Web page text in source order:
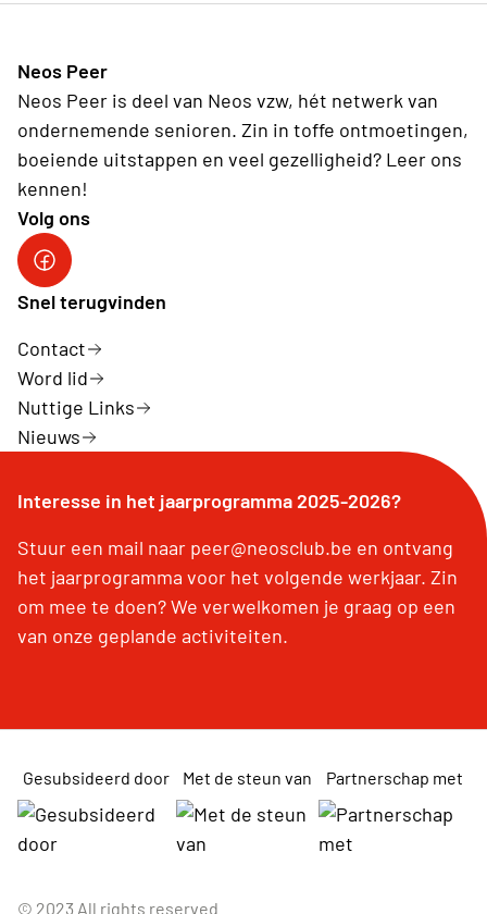
Neos Peer
Neos Peer is deel van Neos vzw, hét netwerk van
ondernemende senioren. Zin in toffe ontmoetingen,
boeiende uitstappen en veel gezelligheid? Leer ons
kennen!
Volg ons
Neos DiNA
Snel terugvinden
Contact
Word lid
Nuttige Links
Nieuws
Interesse in het jaarprogramma 2025-2026?
Stuur een mail naar peer@neosclub.be en ontvang
het jaarprogramma voor het volgende werkjaar. Zin
om mee te doen? We verwelkomen je graag op een
van onze geplande activiteiten.
Gesubsideerd door Met de steun van Partnerschap met
© 2023 All rights reserved